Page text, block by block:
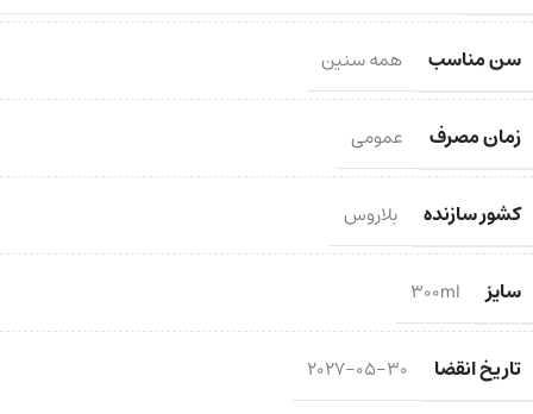
سن مناسب همه سنین
زمان مصرف عمومی
کشور سازنده بلاروس
سایز 300ml
تاریخ انقضا 2027-05-30